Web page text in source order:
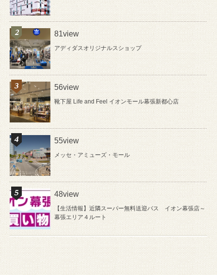
81view
アディダスオリジナルスショップ
56view
靴下屋 Life and Feel イオンモール幕張新都心店
55view
メッセ・アミューズ・モール
48view
【生活情報】近隣スーパー無料送迎バス イオン幕張店～
幕張エリア４ルート